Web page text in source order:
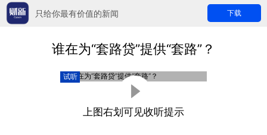
只给你最有价值的新闻 下载
谁在为“套路贷”提供“套路”？
试听
上图右划可见收听提示